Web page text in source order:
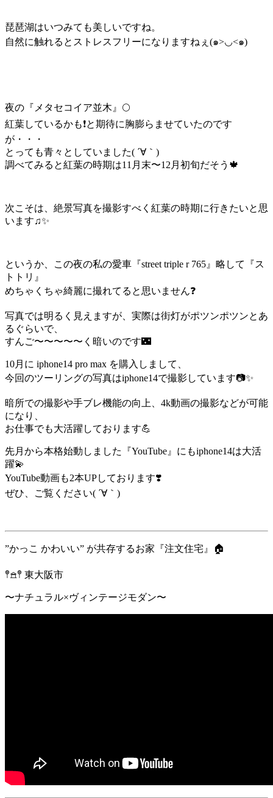
琵琶湖はいつみても美しいですね。
自然に触れるとストレスフリーになりますねぇ(๑>◡<๑)
夜の『メタセコイア並木』🌕
紅葉しているかも❗️と期待に胸膨らませていたのです
が・・・
とっても青々としていました( ´∀｀)
調べてみると紅葉の時期は11月末〜12月初旬だそう🍁
次こそは、絶景写真を撮影すべく紅葉の時期に行きたいと思
います♫✨
というか、この夜の私の愛車『street triple r 765』略して『ス
トトリ』
めちゃくちゃ綺麗に撮れてると思いません❓
写真では明るく見えますが、実際は街灯がポツンポツンとあ
るぐらいで、
すんご〜〜〜〜〜く暗いのです🌃
10月に iphone14 pro max を購入しまして、
今回のツーリングの写真はiphone14で撮影しています📷✨
暗所での撮影や手ブレ機能の向上、4k動画の撮影などが可能
になり、
お仕事でも大活躍しております💪
先月から本格始動しました『YouTube』にもiphone14は大活
躍💫
YouTube動画も2本UPしております❣️
ぜひ、ご覧ください( ´∀｀)
”かっこ かわいい” が共存するお家『注文住宅』🏠
𖤣𖠿𖤣 東大阪市
〜ナチュラル×ヴィンテージモダン〜